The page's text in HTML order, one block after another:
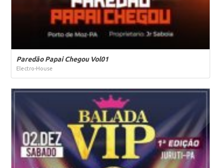
Paredão Papai Chegou Vol01
Electro-House